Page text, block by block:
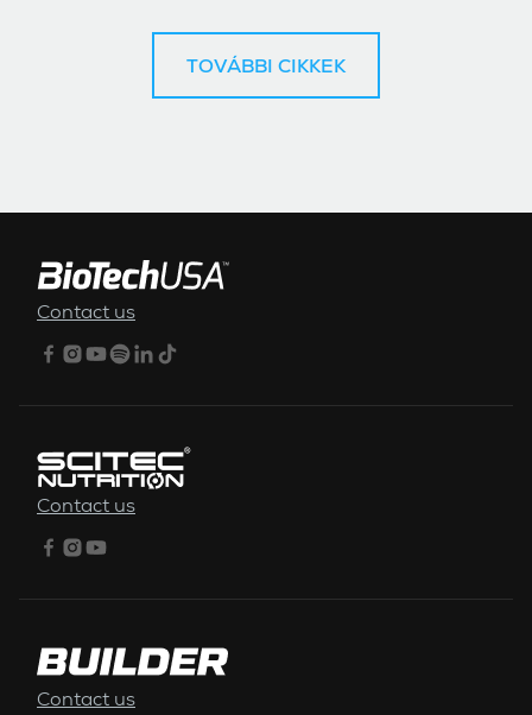
TOVÁBBI CIKKEK
Contact us
Contact us
Contact us